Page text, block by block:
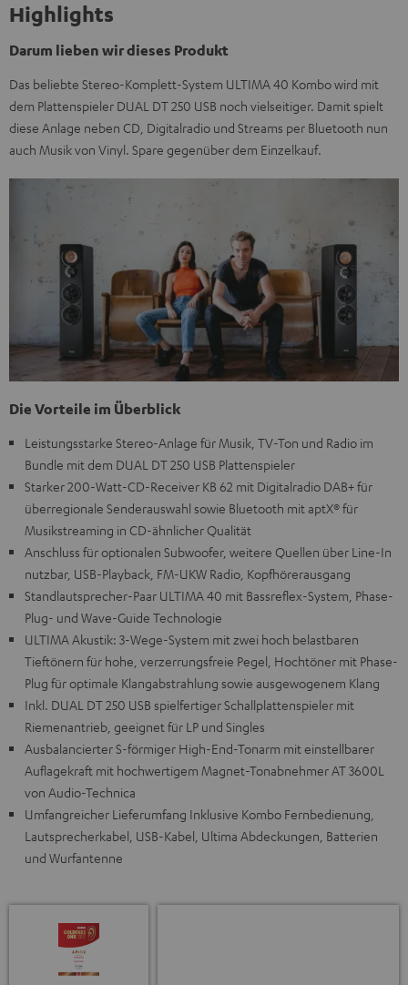
Highlights
Darum lieben wir dieses Produkt
Das beliebte Stereo-Komplett-System ULTIMA 40 Kombo wird mit
dem Plattenspieler DUAL DT 250 USB noch vielseitiger. Damit spielt
diese Anlage neben CD, Digitalradio und Streams per Bluetooth nun
auch Musik von Vinyl. Spare gegenüber dem Einzelkauf.
Die Vorteile im Überblick
Leistungsstarke Stereo-Anlage für Musik, TV-Ton und Radio im
Bundle mit dem DUAL DT 250 USB Plattenspieler
Starker 200-Watt-CD-Receiver KB 62 mit Digitalradio DAB+ für
überregionale Senderauswahl sowie Bluetooth mit aptX® für
Musikstreaming in CD-ähnlicher Qualität
Anschluss für optionalen Subwoofer, weitere Quellen über Line-In
nutzbar, USB-Playback, FM-UKW Radio, Kopfhörerausgang
Standlautsprecher-Paar ULTIMA 40 mit Bassreflex-System, Phase-
Plug- und Wave-Guide Technologie
ULTIMA Akustik: 3-Wege-System mit zwei hoch belastbaren
Tieftönern für hohe, verzerrungsfreie Pegel, Hochtöner mit Phase-
Plug für optimale Klangabstrahlung sowie ausgewogenem Klang
Inkl. DUAL DT 250 USB spielfertiger Schallplattenspieler mit
Riemenantrieb, geeignet für LP und Singles
Ausbalancierter S-förmiger High-End-Tonarm mit einstellbarer
Auflagekraft mit hochwertigem Magnet-Tonabnehmer AT 3600L
von Audio-Technica
Umfangreicher Lieferumfang Inklusive Kombo Fernbedienung,
Lautsprecherkabel, USB-Kabel, Ultima Abdeckungen, Batterien
und Wurfantenne